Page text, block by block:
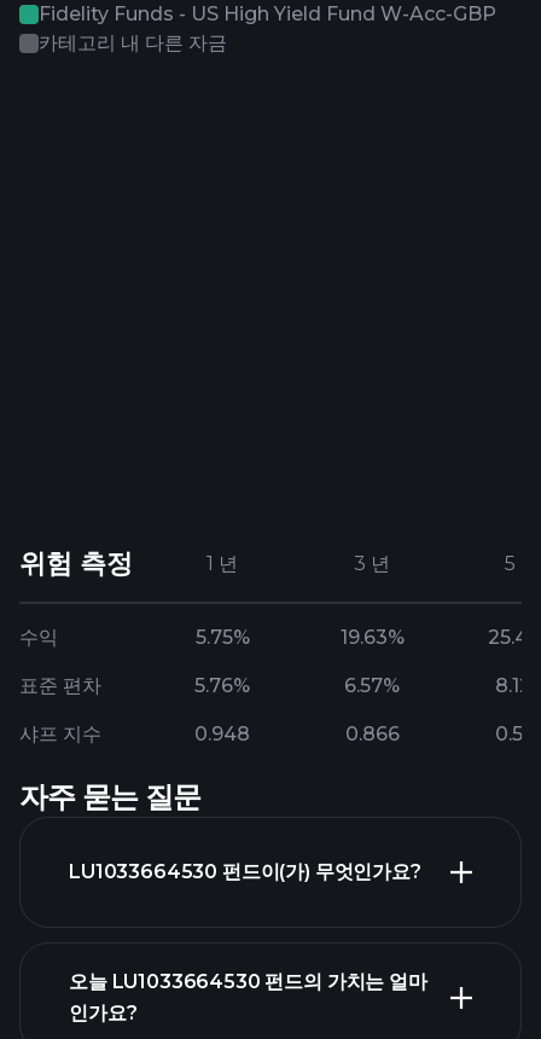
Fidelity Funds - US High Yield Fund W-Acc-GBP
카테고리 내 다른 자금
위험 측정 1 년 3 년 5 년
수익 5.75% 19.63%
표준 편차 5.76% 6.57%
샤프 지수 0.948 0.866
자주 묻는 질문
LU1033664530 펀드이(가) 무엇인가요?
오늘 LU1033664530 펀드의 가치는 얼마
인가요?